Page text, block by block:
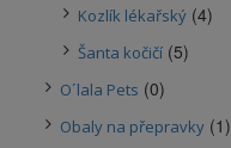
Kozlík lékařský (4)
Šanta kočičí (5)
O´lala Pets (0)
Obaly na přepravky (1)